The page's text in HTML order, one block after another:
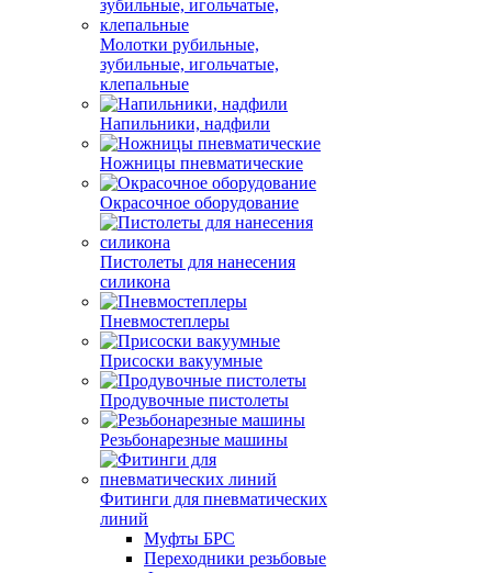
Молотки рубильные,
зубильные, игольчатые,
клепальные
Напильники, надфили
Ножницы пневматические
Окрасочное оборудование
Пистолеты для нанесения
силикона
Пневмостеплеры
Присоски вакуумные
Продувочные пистолеты
Резьбонарезные машины
Фитинги для пневматических
линий
Муфты БРС
Переходники резьбовые